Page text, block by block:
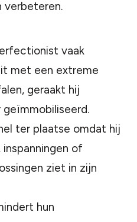
verbeteren.
vaak
met een extreme
geraakt hij
geïmmobiliseerd.
ter plaatse omdat hij
inspanningen of
ziet in zijn
hun